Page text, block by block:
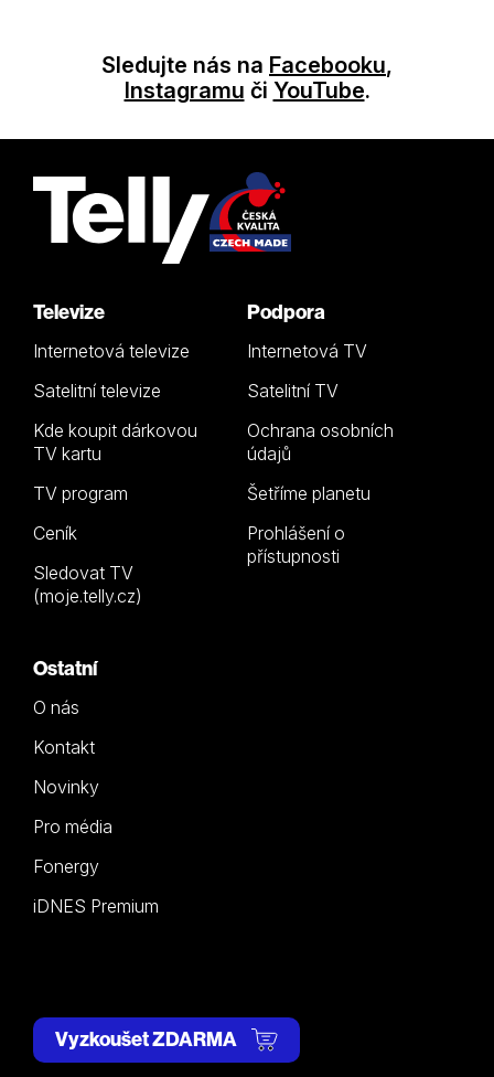
Sledujte nás na Facebooku,
Instagramu či YouTube.
Televize
Internetová televize
Satelitní televize
Kde koupit dárkovou
TV kartu
TV program
Ceník
Sledovat TV
(moje.telly.cz)
Podpora
Internetová TV
Satelitní TV
Ochrana osobních
údajů
Šetříme planetu
Prohlášení o
přístupnosti
Ostatní
O nás
Kontakt
Novinky
Pro média
Fonergy
iDNES Premium
Vyzkoušet ZDARMA